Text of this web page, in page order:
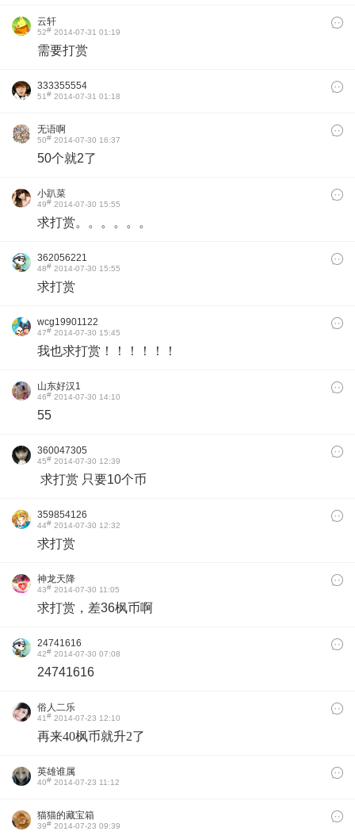
云轩
52# 2014-07-31 01:19
需要打赏
333355554
51# 2014-07-31 01:18
无语啊
50# 2014-07-30 16:37
50个就2了
小趴菜
49# 2014-07-30 15:55
求打赏。。。。。。
362056221
48# 2014-07-30 15:55
求打赏
wcg19901122
47# 2014-07-30 15:45
我也求打赏！！！！！！
山东好汉1
46# 2014-07-30 14:10
55
360047305
45# 2014-07-30 12:39
求打赏 只要10个币
359854126
44# 2014-07-30 12:32
求打赏
神龙天降
43# 2014-07-30 11:05
求打赏，差36枫币啊
24741616
42# 2014-07-30 07:08
24741616
俗人二乐
41# 2014-07-23 12:10
再来40枫币就升2了
英雄谁属
40# 2014-07-23 11:12
猫猫的藏宝箱
39# 2014-07-23 09:39